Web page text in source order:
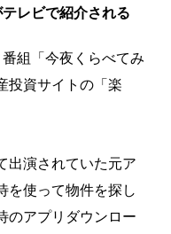
レビで紹介される
組「今夜くらべてみ
投資サイトの「楽
出演されていた元ア
を使って物件を探し
のアプリダウンロー